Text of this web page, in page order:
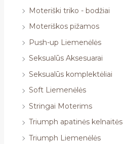
Moteriški triko - bodžiai
Moteriškos pižamos
Push-up Liemenėlės
Seksualūs Aksesuarai
Seksualūs komplektėliai
Soft Liemenėlės
Stringai Moterims
Triumph apatinės kelnaitės
Triumph Liemenėlės